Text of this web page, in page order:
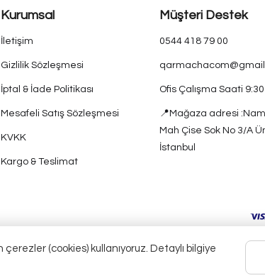
(cookies) kullanıyoruz. Detaylı bilgiye
Kurumsal
İletişim
Gizlilik Sözleşmesi
İptal & İade Politikası
Mesafeli Satış Sözleşmesi
KVKK
Kargo & Teslimat
Müşteri Destek
0544 418 79 00
Ofis Çalışma Saati
📍Mağaza adresi
Mah Çise Sok No 3/A
İstanbul